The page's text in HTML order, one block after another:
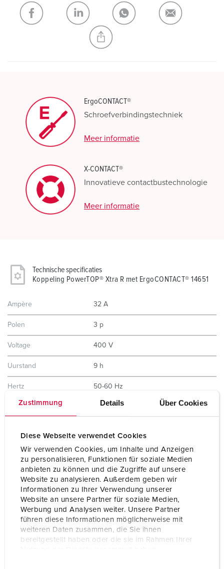
Zustimmung Details Über Cookies
Diese Webseite verwendet Cookies
Wir verwenden Cookies, um Inhalte und Anzeigen
zu personalisieren, Funktionen für soziale Medien
anbieten zu können und die Zugriffe auf unsere
Website zu analysieren. Außerdem geben wir
Informationen zu Ihrer Verwendung unserer
Website an unsere Partner für soziale Medien,
Werbung und Analysen weiter. Unsere Partner
führen diese Informationen möglicherweise mit
weiteren Daten zusammen, die Sie ihnen
bereitgestellt haben oder die sie im Rahmen Ihrer
Mijn lijst TOEVOEGEN
NIEUW LIJST MAKEN
ErgoCONTACT®
Schroefverbindingstechniek
Meer informatie
X-CONTACT®
Innovatieve contactbustechnologie
Meer informatie
Technische specificaties
Koppeling PowerTOP® Xtra R met ErgoCONTACT® 14651
Ampère 32 A
Polen 3 p
Voltage 400 V
Uurstand 9 h
Hertz 50-60 Hz
Aansluittechniek schroefklemmen ErgoCONTACT®
hittebestendig binnenwerk
X-CONTACT®
Beschermingsgraad IP67 / IP69
Gewicht 410 g
Certificeringen VDE